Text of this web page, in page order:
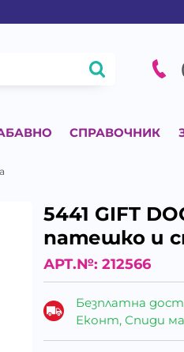
СПРАВОЧНИК
5441 GIFT
патешко и
АРТ.№: 212566
Безплатна
Еконт, Спиди